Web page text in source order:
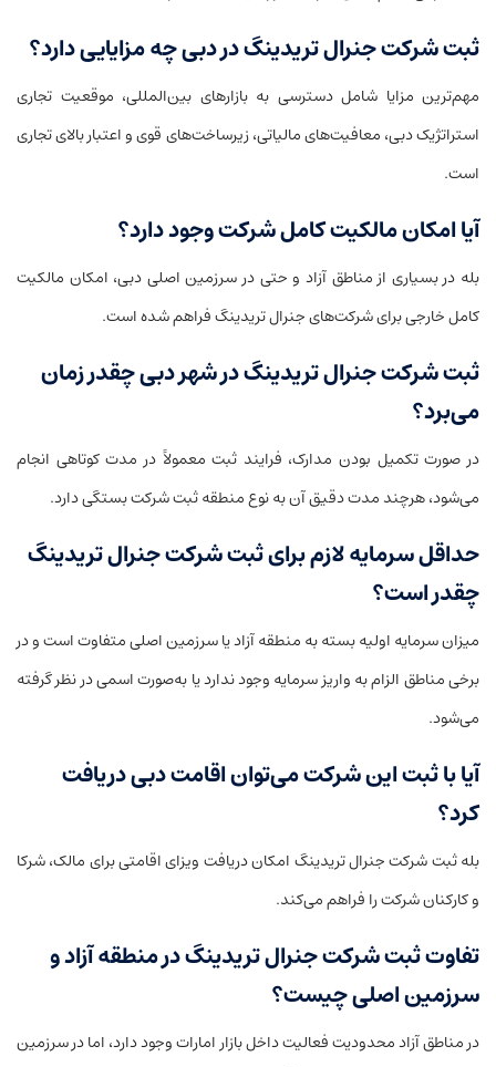
ثبت شرکت جنرال تریدینگ در دبی چه مزایایی دارد؟
مهم‌ترین مزایا شامل دسترسی به بازارهای بین‌المللی، موقعیت تجاری
استراتژیک دبی، معافیت‌های مالیاتی، زیرساخت‌های قوی و اعتبار بالای تجاری
است.
آیا امکان مالکیت کامل شرکت وجود دارد؟
بله در بسیاری از مناطق آزاد و حتی در سرزمین اصلی دبی، امکان مالکیت
کامل خارجی برای شرکت‌های جنرال تریدینگ فراهم شده است.
ثبت شرکت جنرال تریدینگ در شهر دبی چقدر زمان
می‌برد؟
در صورت تکمیل بودن مدارک، فرایند ثبت معمولاً در مدت کوتاهی انجام
می‌شود، هرچند مدت دقیق آن به نوع منطقه ثبت شرکت بستگی دارد.
حداقل سرمایه لازم برای ثبت شرکت جنرال تریدینگ
چقدر است؟
میزان سرمایه اولیه بسته به منطقه آزاد یا سرزمین اصلی متفاوت است و در
برخی مناطق الزام به واریز سرمایه وجود ندارد یا به‌صورت اسمی در نظر گرفته
می‌شود.
آیا با ثبت این شرکت می‌توان اقامت دبی دریافت
کرد؟
بله ثبت شرکت جنرال تریدینگ امکان دریافت ویزای اقامتی برای مالک، شرکا
و کارکنان شرکت را فراهم می‌کند.
تفاوت ثبت شرکت جنرال تریدینگ در منطقه آزاد و
سرزمین اصلی چیست؟
در مناطق آزاد محدودیت فعالیت داخل بازار امارات وجود دارد، اما در سرزمین